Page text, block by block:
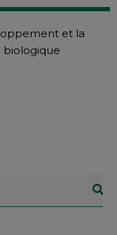
et la